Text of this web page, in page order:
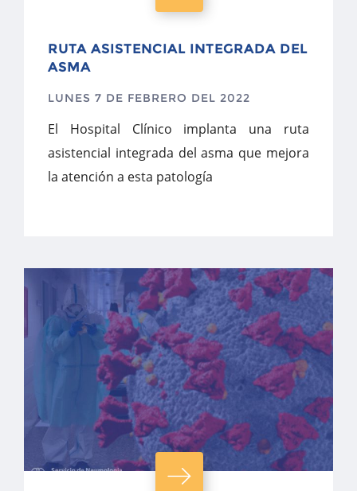
RUTA ASISTENCIAL INTEGRADA DEL
ASMA
LUNES 7 DE FEBRERO DEL 2022
El Hospital Clínico implanta una ruta
asistencial integrada del asma que mejora
la atención a esta patología